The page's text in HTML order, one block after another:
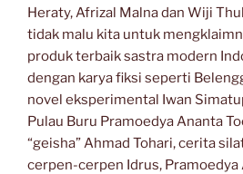
Heraty, Afrizal Malna dan Wiji
tidak malu kita untuk
produk terbaik sastra modern
dengan karya fiksi seperti
novel eksperimental Iwan
Pulau Buru Pramoedya Ananta
“geisha” Ahmad Tohari, cerita
cerpen-cerpen Idrus, Pramoedya